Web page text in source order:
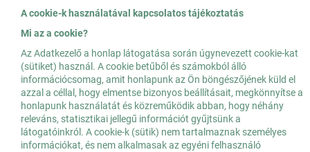
A cookie-k használatával kapcsolatos tájékoztatás
Mi az a cookie?
Az Adatkezelő a honlap látogatása során úgynevezett cookie-kat
(sütiket) használ. A cookie betűből és számokból álló
információcsomag, amit honlapunk az Ön böngészőjének küld el
azzal a céllal, hogy elmentse bizonyos beállításait, megkönnyítse a
honlapunk használatát és közreműködik abban, hogy néhány
releváns, statisztikai jellegű információt gyűjtsünk a
látogatóinkról. A cookie-k (sütik) nem tartalmaznak személyes
információkat, és nem alkalmasak az egyéni felhasználó